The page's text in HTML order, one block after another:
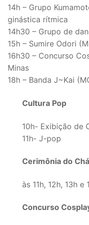
14h – Grupo
ginástica rítmica
14h30 – Grupo de
15h – Sumire Odori
16h30 – Concurso
Minas
18h – Banda J~Kai
Cultura Pop
10h- Exibição de
11h- J-pop
Cerimônia do Chá
às 11h, 12h, 13h e
Concurso